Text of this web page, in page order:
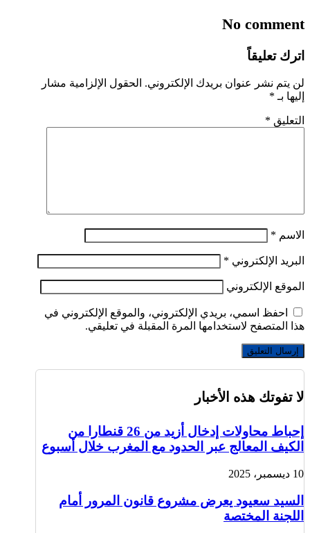
No comment
اترك تعليقاً
لن يتم نشر عنوان بريدك الإلكتروني. الحقول الإلزامية مشار
إليها بـ *
التعليق *
الاسم *
البريد الإلكتروني *
الموقع الإلكتروني
احفظ اسمي، بريدي الإلكتروني، والموقع الإلكتروني في
هذا المتصفح لاستخدامها المرة المقبلة في تعليقي.
لا تفوتك هذه الأخبار
إحباط محاولات إدخال أزيد من 26 قنطارا من
الكيف المعالج عبر الحدود مع المغرب خلال أسبوع
10 ديسمبر، 2025
السيد سعيود يعرض مشروع قانون المرور أمام
اللجنة المختصة